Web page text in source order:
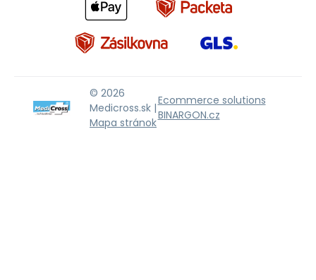
© 2026
Medicross.sk |
Mapa stránok
Ecommerce solutions
BINARGON.cz